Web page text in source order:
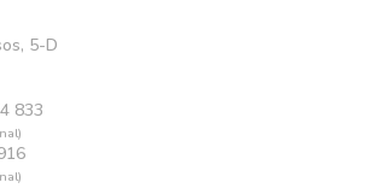
5-D
833